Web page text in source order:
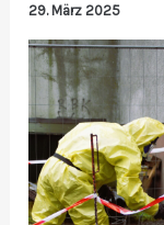
29. März 2025